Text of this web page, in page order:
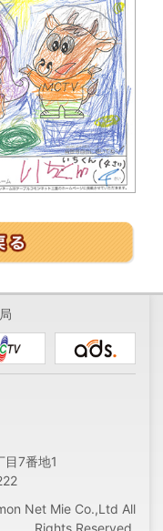
7番地1
Net Mie Co.,Ltd All
Rights Reserved.